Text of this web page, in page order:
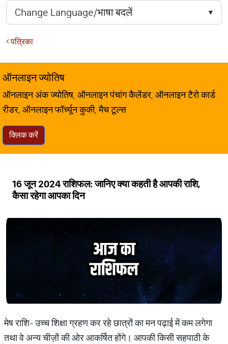
पत्रिका
ऑनलाइन ज्योतिष
ऑनलाइन अंक ज्योतिष, ऑनलाइन पंचांग कैलेंडर, ऑनलाइन टैरो कार्ड
रीडर, ऑनलाइन फॉर्च्यून कुकी, मैच टूल्स
क्लिक करें
16 जून 2024 राशिफल: जानिए क्या कहती है आपकी राशि,
कैसा रहेगा आपका दिन
मेष राशि- उच्च शिक्षा ग्रहण कर रहे छात्रों का मन पढ़ाई में कम लगेगा
तथा वे अन्य चीज़ों की ओर आकर्षित होंगे। आपकी किसी सहपाठी के